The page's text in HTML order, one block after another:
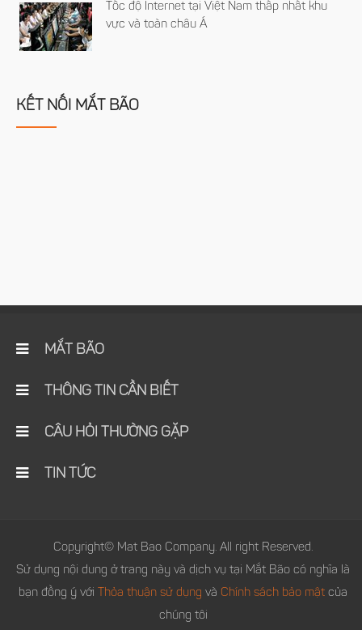
Tốc độ Internet tại Việt Nam thấp nhất khu
vực và toàn châu Á
KẾT NỐI MẮT BÃO
MẮT BÃO
THÔNG TIN CẦN BIẾT
CÂU HỎI THƯỜNG GẶP
TIN TỨC
Copyright© Mat Bao Company. All right Reserved.
Sử dụng nội dung ở trang này và dịch vụ tại Mắt Bão có nghĩa là
bạn đồng ý với Thỏa thuận sử dụng và Chính sách bảo mật của
chúng tôi